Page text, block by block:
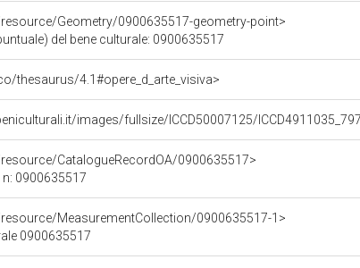
Geometry/0900635517-geometry-point>
del bene culturale: 0900635517
thesaurus/4.1#opere_d_arte_visiva>
images/fullsize/ICCD50007125/
CatalogueRecordOA/0900635517>
0900635517
MeasurementCollection/0900635517-1>
0900635517